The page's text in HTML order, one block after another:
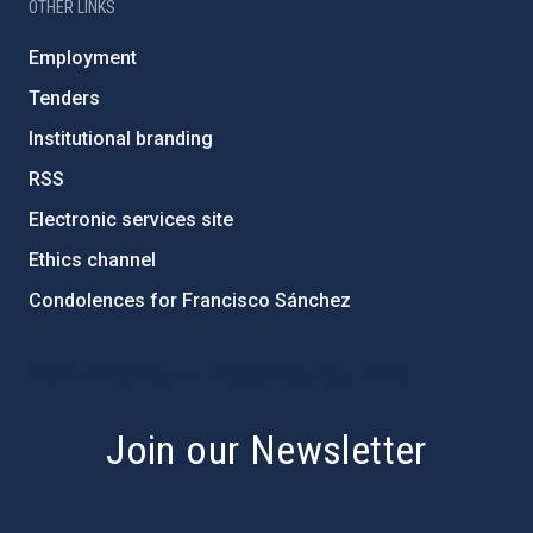
OTHER LINKS
Employment
Tenders
Institutional branding
RSS
Electronic services site
Ethics channel
Condolences for Francisco Sánchez
Join our Newsletter